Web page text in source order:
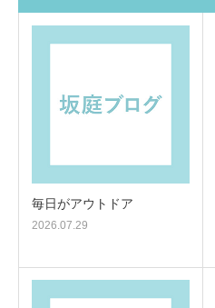
毎日がアウトドア
2026.07.29